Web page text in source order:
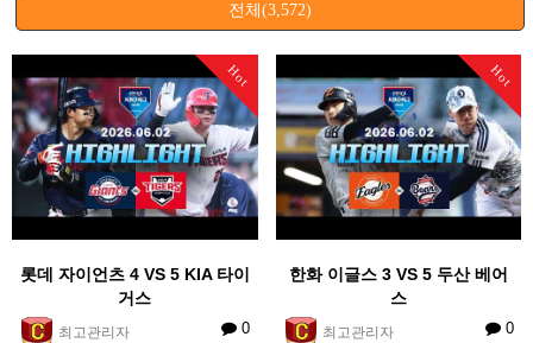
전체(3,572)
Hot
롯데 자이언츠 4 VS 5 KIA 타이
거스
최고관리자 0
Hot
한화 이글스 3 VS 5 두산 베어
스
최고관리자 0